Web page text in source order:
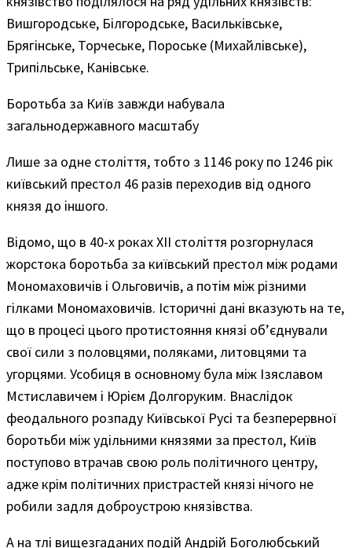
Вишгородське, Білгородське, Васильківське,
Брягінське, Торчеське, Пороське (Михайлівське),
Трипільське, Канівське.
Боротьба за Київ завжди набувала
загальнодержавного масштабу
Лише за одне століття, тобто з 1146 року по 1246 рік
київський престол 46 разів переходив від одного
князя до іншого.
Відомо, що в 40-х роках XII століття розгорнулася
жорстока боротьба за київський престол між родами
Мономаховичів і Ольговичів, а потім між різними
гілками Мономаховичів. Історичні дані вказують на те,
що в процесі цього протистояння князі об’єднували
свої сили з половцями, поляками, литовцями та
угорцями. Усобиця в основному була між Ізяславом
Мстиславичем і Юрієм Долгоруким. Внаслідок
феодального розпаду Київської Русі та безперервної
боротьби між удільними князями за престол, Київ
поступово втрачав свою роль політичного центру,
адже крім політичних пристрастей князі нічого не
робили задля доброустрою князівства.
А на тлі вищезгаданих подій Андрій Боголюбський